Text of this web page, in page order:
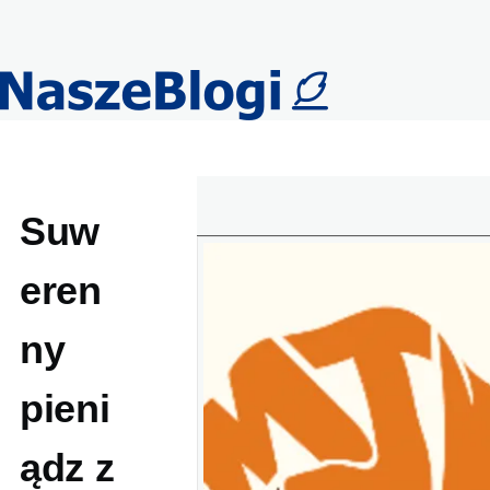
Suw
eren
ny
pieni
ądz z